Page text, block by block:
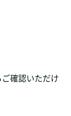
確認いただけ